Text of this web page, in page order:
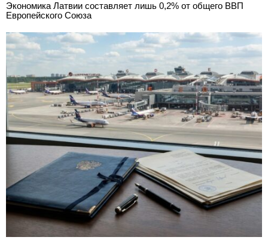
Экономика Латвии составляет лишь 0,2% от общего ВВП
Европейского Союза